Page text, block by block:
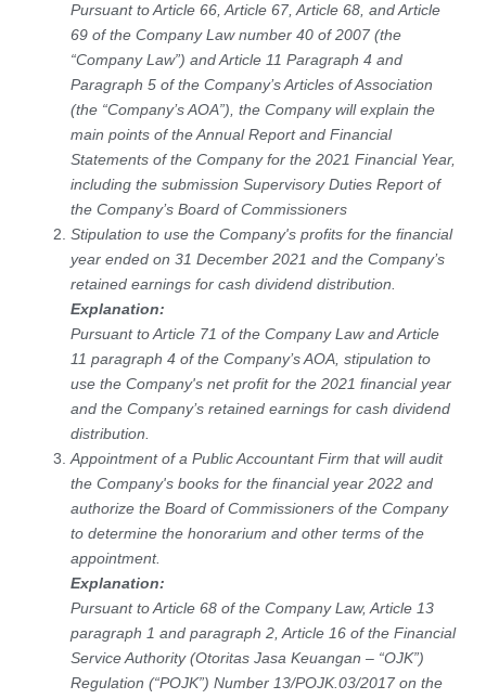
Pursuant to Article 66, Article 67, Article 68, and Article
69 of the Company Law number 40 of 2007 (the
“Company Law”) and Article 11 Paragraph 4 and
Paragraph 5 of the Company’s Articles of Association
(the “Company’s AOA”), the Company will explain the
main points of the Annual Report and Financial
Statements of the Company for the 2021 Financial Year,
including the submission Supervisory Duties Report of
the Company’s Board of Commissioners
Stipulation to use the Company's profits for the financial
year ended on 31 December 2021 and the Company’s
retained earnings for cash dividend distribution.
Explanation:
Pursuant to Article 71 of the Company Law and Article
11 paragraph 4 of the Company’s AOA, stipulation to
use the Company's net profit for the 2021 financial year
and the Company’s retained earnings for cash dividend
distribution.
Appointment of a Public Accountant Firm that will audit
the Company's books for the financial year 2022 and
authorize the Board of Commissioners of the Company
to determine the honorarium and other terms of the
appointment.
Explanation:
Pursuant to Article 68 of the Company Law, Article 13
paragraph 1 and paragraph 2, Article 16 of the Financial
Service Authority (Otoritas Jasa Keuangan – “OJK”)
Regulation (“POJK”) Number 13/POJK.03/2017 on the